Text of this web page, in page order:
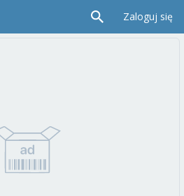
Zaloguj się